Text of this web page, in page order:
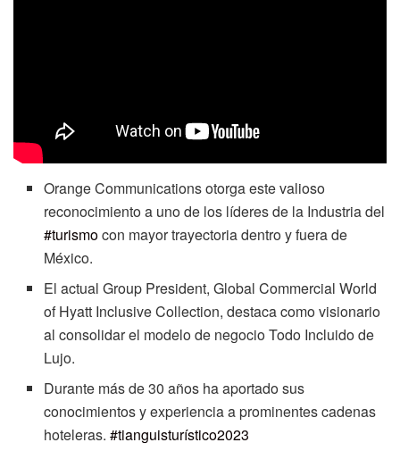
Orange Communications otorga este valioso
reconocimiento a uno de los líderes de la Industria del
#turismocon mayor trayectoria dentro y fuera de
México.
El actual Group President, Global Commercial World
of Hyatt Inclusive Collection, destaca como visionario
al consolidar el modelo de negocio Todo Incluido de
Lujo.
Durante más de 30 años ha aportado sus
conocimientos y experiencia a prominentes cadenas
hoteleras.#tianguisturístico2023